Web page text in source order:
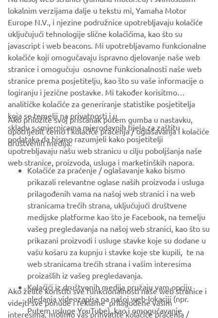
*Centre Engine available on triple installation and above.
1/4
CORPORATE
FOR BUSINESS
MORE YAMAHA
SUPPORT
BILTEN
Budite prvi koji će saznati o najnovijim ponudama, posebnim
događajima, novim izdanjima i još mnogo toga
lokalnim verzijama dalje u tekstu mi, Yamaha Motor
Europe N.V., i njezine podružnice upotrebljavaju kolačiće
uključujući tehnologije slične kolačićima, kao što su
javascript i web beacons. Mi upotrebljavamo funkcionalne
kolačiće koji omogučavaju ispravno djelovanje naše web
stranice i omogučuju osnovne funkcionalnosti naše web
stranice prema posjetitelju, kao što su vaše informacije o
logiranju i jezične postavke. Mi također korisitmo
analitičke kolačiće za generiranje statistike posjetitelja
koja se temelji na privatnosti i u
skladu s smjernicama mjerodavnih tijela za zaštitu
podataka da bismo razumjeli kako posjetitelji
upotrebljavaju našu web stranicu u cilju poboljšanja naše
web stranice, proizvoda, usluga i marketinških napora.
Ako priložite svoj pristanak putem gumba u nastavku,
upotrijebit ćemo i kolačiće praćenja / oglašavanja i kolačiće
društvenih medija:
Kolačiće za praćenje / oglašavanje kako bismo
prikazali relevantne oglase naših proizvoda i usluga
prilagođenih vama na našoj web stranici i na web
stranicama trećih strana, uključujući društvene
medijske platforme kao što je Facebook, na temelju
vašeg pregledavanja na našoj web stranici, kao što su
prikazani proizvodi i usluge stavke koje su dodane u
vašu košaru za kupnju i stavke koje ste kupili, te na
web stranicama trećih strana i vašim interesima
proizašlih iz vašeg pregledavanja.
Kolačići iz društvenih medija pružaju vam opciju
gledanja videozapisa na našoj web-lokaciji (npr.
Putem usluge YouTube), kao i omogućavanje
Ako želite koristiti sve funkcionalnosti naše web stranice i
videjti sve ponude i reklame prilagođene vašim
interesima, molimo vas prihvatite kolačiće praćenja /